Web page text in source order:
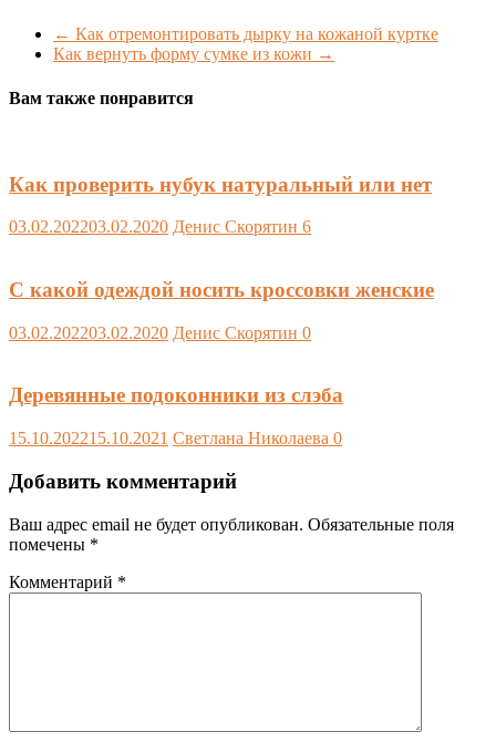
← Как отремонтировать дырку на кожаной куртке
Как вернуть форму сумке из кожи →
Вам также понравится
Как проверить нубук натуральный или нет
03.02.202203.02.2020 Денис Скорятин 6
С какой одеждой носить кроссовки женские
03.02.202203.02.2020 Денис Скорятин 0
Деревянные подоконники из слэба
15.10.202215.10.2021 Светлана Николаева 0
Добавить комментарий
Ваш адрес email не будет опубликован. Обязательные поля
помечены *
Комментарий *